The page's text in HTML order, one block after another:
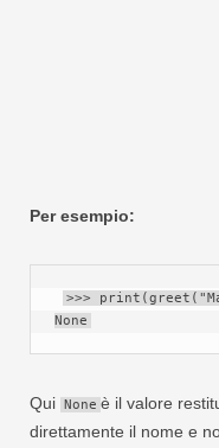
Per esempio:
>>>
None
Qui None è il valore
direttamente il nome e